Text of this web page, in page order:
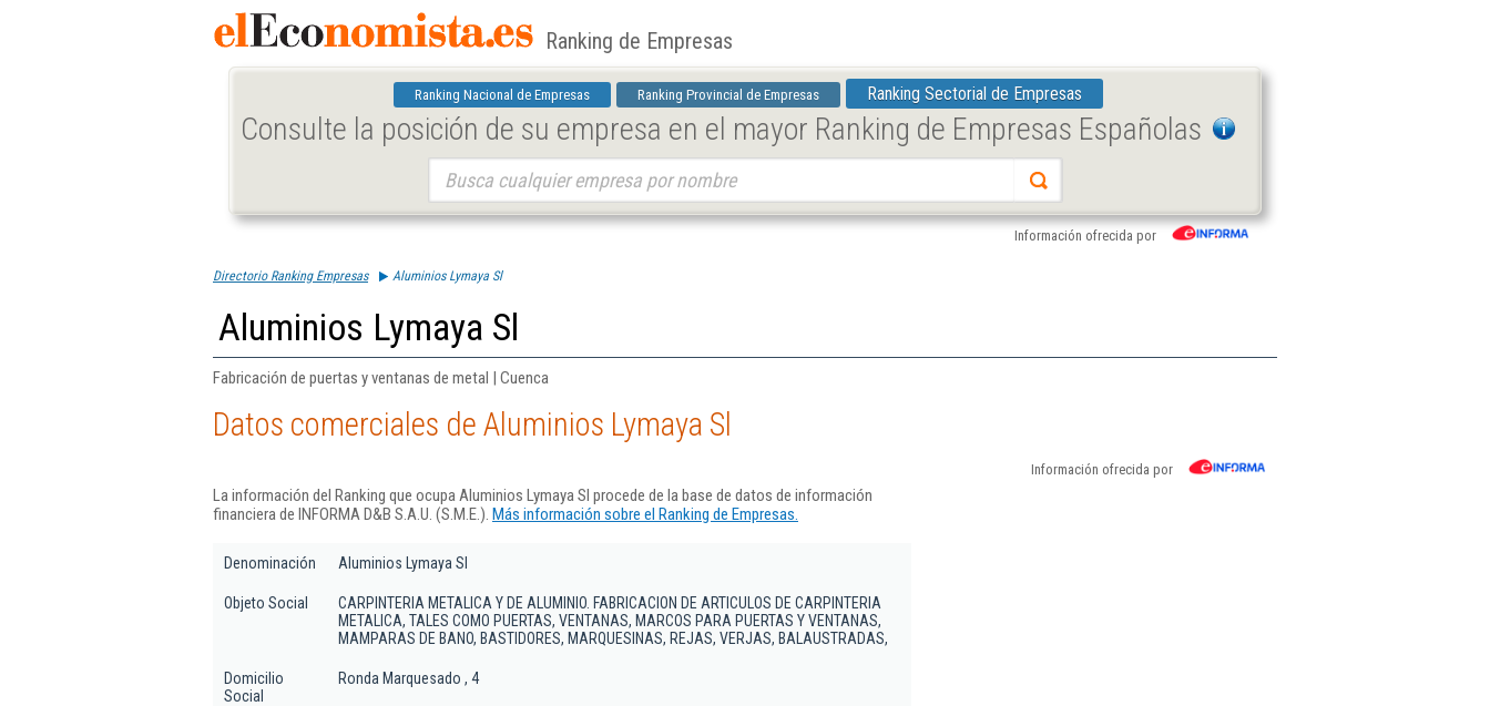
Ranking de Empresas
Ranking Nacional de Empresas Ranking Provincial de Empresas Ranking Sectorial de Empresas
Consulte la posición de su empresa en el mayor Ranking de Empresas Españolas
Información ofrecida por
Directorio Ranking Empresas Aluminios Lymaya Sl
Aluminios Lymaya Sl
Fabricación de puertas y ventanas de metal | Cuenca
Datos comerciales de Aluminios Lymaya Sl
Información ofrecida por
La información del Ranking que ocupa Aluminios Lymaya Sl procede de la base de datos de información
financiera de INFORMA D&B S.A.U. (S.M.E.). Más información sobre el Ranking de Empresas.
Denominación Aluminios Lymaya Sl
Objeto Social
CARPINTERIA METALICA Y DE ALUMINIO. FABRICACION DE ARTICULOS DE CARPINTERIA
METALICA, TALES COMO PUERTAS, VENTANAS, MARCOS PARA PUERTAS Y VENTANAS,
MAMPARAS DE BANO, BASTIDORES, MARQUESINAS, REJAS, VERJAS, BALAUSTRADAS,
Domicilio
Social
Ronda Marquesado , 4